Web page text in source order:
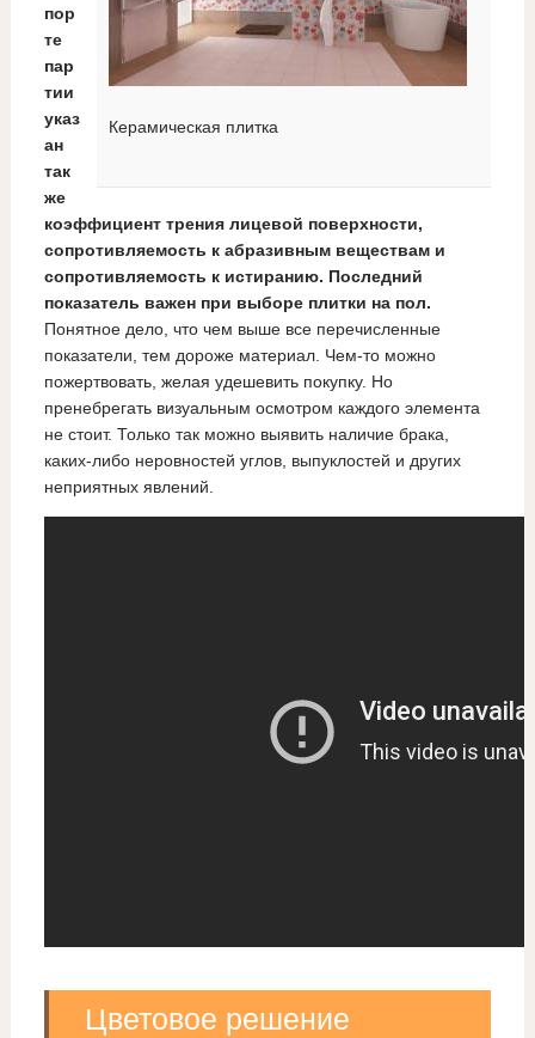
Керамическая плитка
пор
те
пар
тии
указ
ан
так
же
коэффициент трения лицевой поверхности,
сопротивляемость к абразивным веществам и
сопротивляемость к истиранию. Последний
показатель важен при выборе плитки на пол.
Понятное дело, что чем выше все перечисленные
показатели, тем дороже материал. Чем-то можно
пожертвовать, желая удешевить покупку. Но
пренебрегать визуальным осмотром каждого элемента
не стоит. Только так можно выявить наличие брака,
каких-либо неровностей углов, выпуклостей и других
неприятных явлений.
Цветовое решение